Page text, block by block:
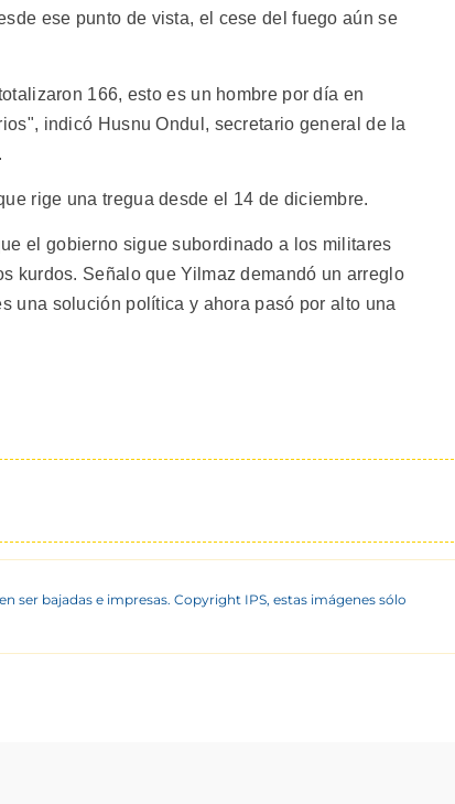
ese punto de vista, el cese del fuego aún se
166, esto es un hombre por día en
indicó Husnu Ondul, secretario general de la
rige una tregua desde el 14 de diciembre.
el gobierno sigue subordinado a los militares
kurdos. Señalo que Yilmaz demandó un arreglo
una solución política y ahora pasó por alto una
ser bajadas e impresas. Copyright IPS, estas imágenes sólo